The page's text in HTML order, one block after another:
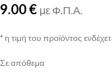
9.00€ με Φ.Π.Α.
*η τιμή του προϊόντος
Σε απόθεμα